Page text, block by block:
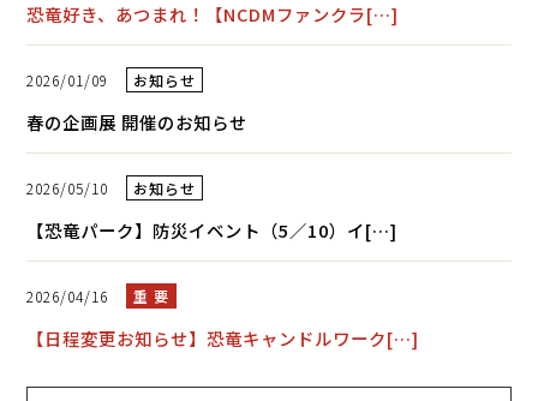
恐竜好き、あつまれ！【NCDMファンクラ[…]
2026/01/09 お知らせ
春の企画展 開催のお知らせ
2026/05/10 お知らせ
【恐竜パーク】防災イベント（5／10）イ[…]
2026/04/16 重 要
【日程変更お知らせ】恐竜キャンドルワーク[…]